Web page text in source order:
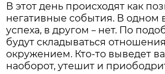
В этот день происходят как
негативные события. В одном
успеха, в другом– нет. По
будут складываться
окружением. Кто-то выведет
наоборот, утешит и